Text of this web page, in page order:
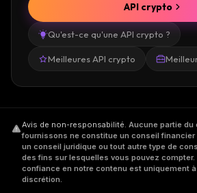
Qu'est-ce qu'une API crypto ?
Meilleures API crypto
API crypto
Avis de non-responsabilité. Aucune partie du
fournissons ne constitue un conseil
un conseil juridique ou tout autre type de
des fins sur lesquelles vous pouvez
confiance en notre contenu est uniquement
discrétion.